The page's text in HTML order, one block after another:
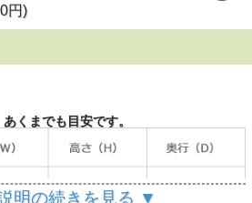
円)
くまでも目安です。
明の続きを見る ▼